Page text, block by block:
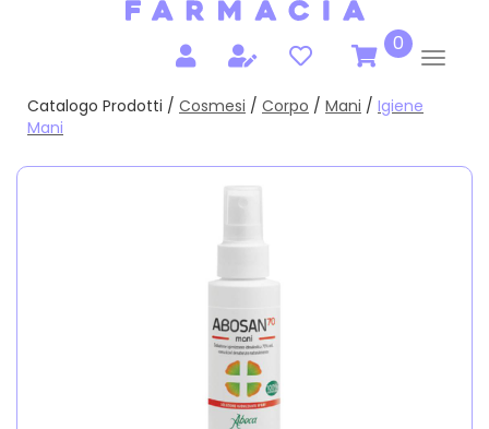
0prodotti
inseriti
Catalogo Prodotti / Cosmesi / Corpo / Mani / Igiene
Mani